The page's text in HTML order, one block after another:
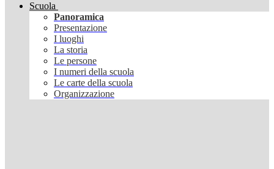
Scuola
Panoramica
Presentazione
I luoghi
La storia
Le persone
I numeri della scuola
Le carte della scuola
Organizzazione